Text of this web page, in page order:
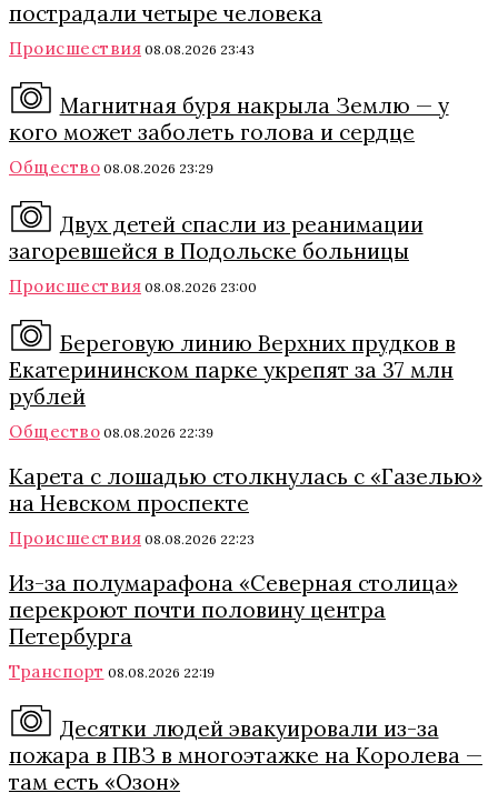
пострадали четыре человека
Происшествия 08.08.2026 23:43
Магнитная буря накрыла Землю — у
кого может заболеть голова и сердце
Общество 08.08.2026 23:29
Двух детей спасли из реанимации
загоревшейся в Подольске больницы
Происшествия 08.08.2026 23:00
Береговую линию Верхних прудков в
Екатерининском парке укрепят за 37 млн
рублей
Общество 08.08.2026 22:39
Карета с лошадью столкнулась с «Газелью»
на Невском проспекте
Происшествия 08.08.2026 22:23
Из-за полумарафона «Северная столица»
перекроют почти половину центра
Петербурга
Транспорт 08.08.2026 22:19
Десятки людей эвакуировали из-за
пожара в ПВЗ в многоэтажке на Королева —
там есть «Озон»